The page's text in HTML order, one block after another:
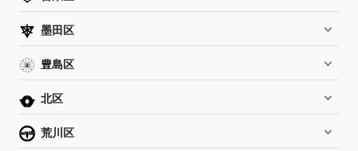
墨田区
豊島区
北区
荒川区